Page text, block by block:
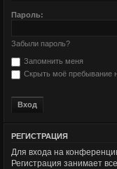
Пароль:
Забыли пароль?
Запомнить меня
Скрыть моё пребывание
РЕГИСТРАЦИЯ
Для входа на
Регистрация занимает